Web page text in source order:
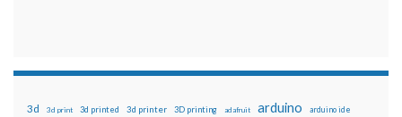
3d 3d print 3d printed 3d printer 3D printing adafruit arduino arduino ide